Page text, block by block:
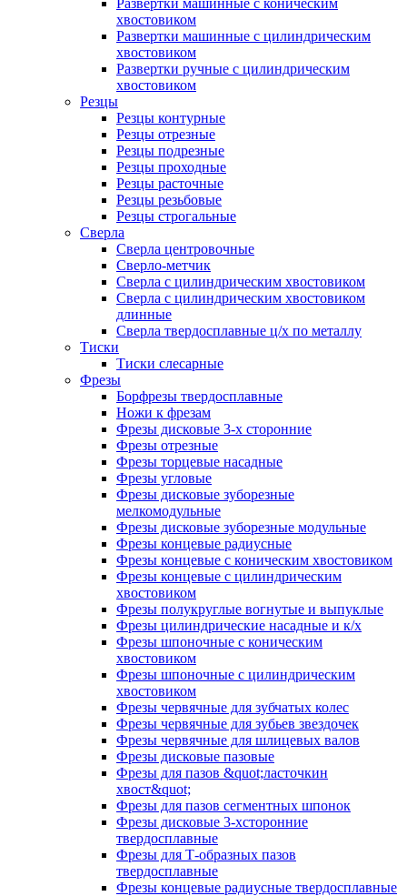
Развертки машинные с коническим
хвостовиком
Развертки машинные с цилиндрическим
хвостовиком
Развертки ручные с цилиндрическим
хвостовиком
Резцы
Резцы контурные
Резцы отрезные
Резцы подрезные
Резцы проходные
Резцы расточные
Резцы резьбовые
Резцы строгальные
Сверла
Сверла центровочные
Сверло-метчик
Сверла с цилиндрическим хвостовиком
Сверла с цилиндрическим хвостовиком
длинные
Сверла твердосплавные ц/х по металлу
Тиски
Тиски слесарные
Фрезы
Борфрезы твердосплавные
Ножи к фрезам
Фрезы дисковые 3-х сторонние
Фрезы отрезные
Фрезы торцевые насадные
Фрезы угловые
Фрезы дисковые зуборезные
мелкомодульные
Фрезы дисковые зуборезные модульные
Фрезы концевые радиусные
Фрезы концевые с коническим хвостовиком
Фрезы концевые с цилиндрическим
хвостовиком
Фрезы полукруглые вогнутые и выпуклые
Фрезы цилиндрические насадные и к/х
Фрезы шпоночные с коническим
хвостовиком
Фрезы шпоночные с цилиндрическим
хвостовиком
Фрезы червячные для зубчатых колес
Фрезы червячные для зубьев звездочек
Фрезы червячные для шлицевых валов
Фрезы дисковые пазовые
Фрезы для пазов &quot;ласточкин
хвост&quot;
Фрезы для пазов сегментных шпонок
Фрезы дисковые 3-хсторонние
твердосплавные
Фрезы для Т-образных пазов
твердосплавные
Фрезы концевые радиусные твердосплавные